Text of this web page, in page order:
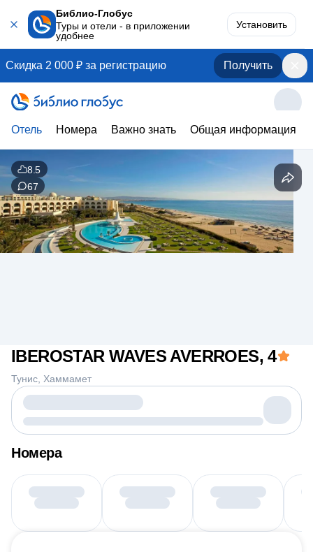
Библио-Глобус
Туры и отели - в приложении
удобнее
Установить
Скидка 2 000 ₽ за регистрацию Получить
Отель Номера Важно знать Общая информация
IBEROSTAR WAVES AVERROES, 4
Тунис Хаммамет
8.5
67
Номера